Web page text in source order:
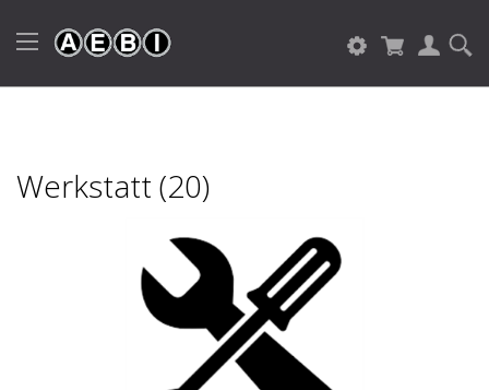
Werkstatt (20)